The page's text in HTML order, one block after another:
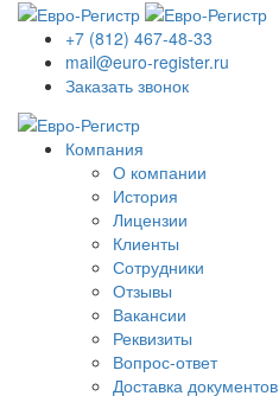
+7 (812) 467-48-33
mail@euro-register.ru
Заказать звонок
Компания
О компании
История
Лицензии
Клиенты
Сотрудники
Отзывы
Вакансии
Реквизиты
Вопрос-ответ
Доставка документов